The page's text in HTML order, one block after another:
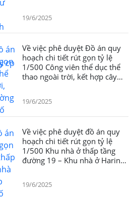
đến đường Võ Nguyên Giáp -
Tổng cty cp Phong Phú
19/6/2025
Về việc phê duyệt Đồ án quy
hoạch chi tiết rút gọn tỷ lệ
1/500 Công viên thể dục thể
thao ngoài trời, kết hợp cây
19/6/2025
Về việc phê duyệt đồ án quy
hoạch chi tiết rút gọn tỷ lệ
1/500 Khu nhà ở thấp tầng
đường 19 – Khu nhà ở Harina,
19/6/2025